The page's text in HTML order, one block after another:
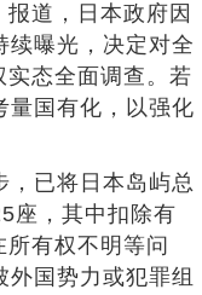
道，日本政府因
续曝光，决定对全
态全面调查。若
量国有化，以强化
已将日本岛屿总
座，其中扣除有
有权不明等问
国势力或犯罪组